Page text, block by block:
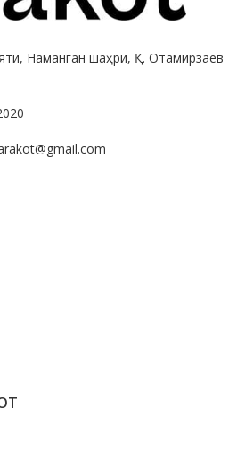
Наманган шаҳри, Қ. Отамирзаев